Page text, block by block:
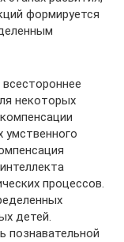
формируется
некоторых
умственного
процессов.
детей.
познавательной